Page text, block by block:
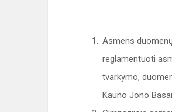
Asmens
reglamentuoti
tvarkymo,
Kauno Jono